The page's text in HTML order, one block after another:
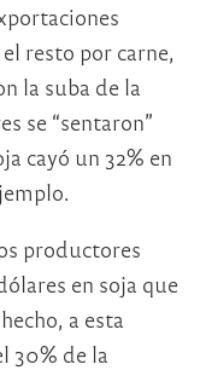
resto por carne,
la suba de la
se “sentaron”
cayó un 32% en
productores
en soja que
a esta
30% de la